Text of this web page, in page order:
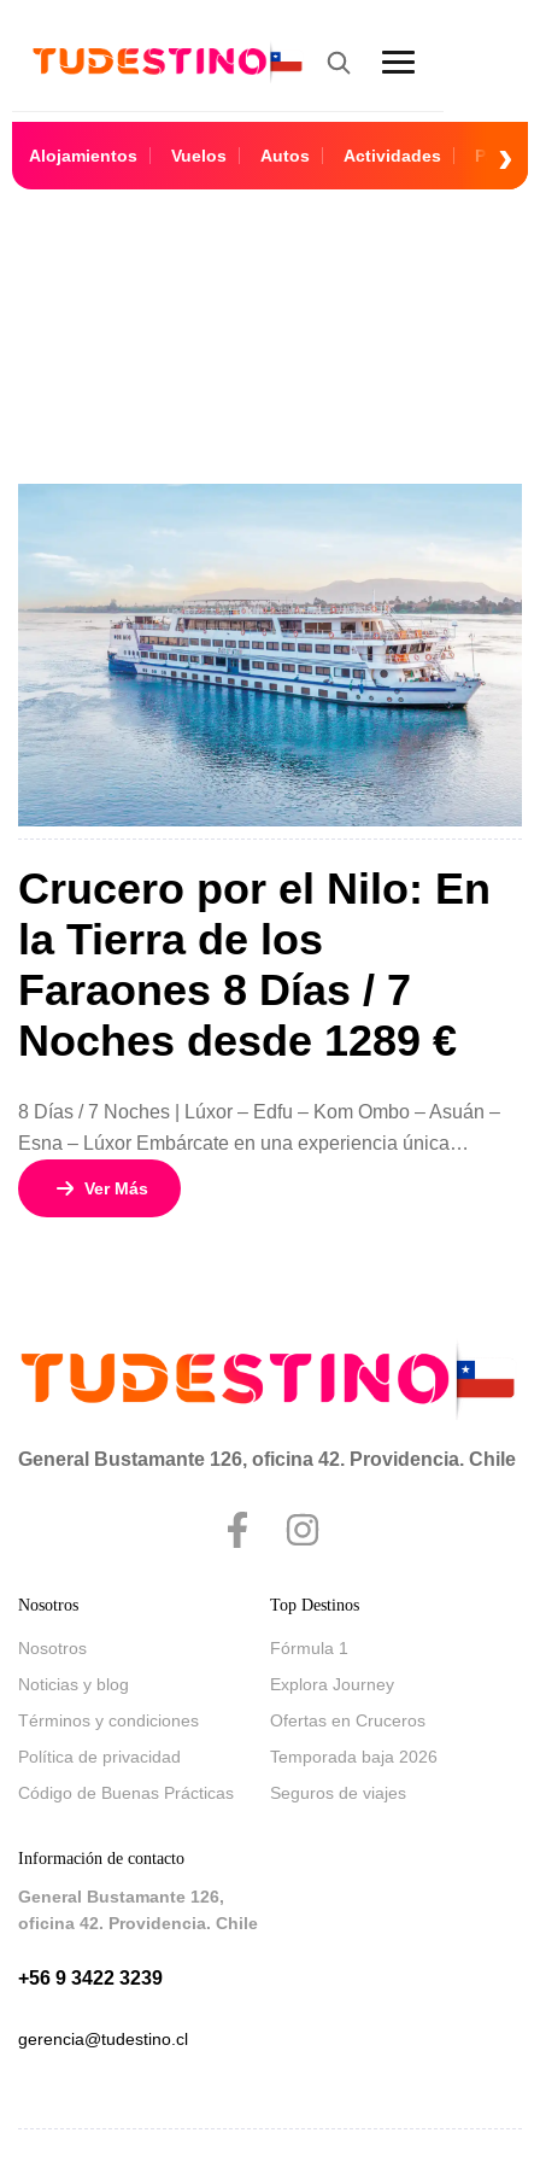
Alojamientos Vuelos Autos Actividades
Crucero por el Nilo: En
la Tierra de los
Faraones 8 Días / 7
Noches desde 1289 €
8 Días / 7 Noches | Lúxor – Edfu – Kom Ombo – Asuán –
Esna – Lúxor Embárcate en una experiencia única
navegando por el legendario río Nilo, el corazón de una de
las civilizaciones más fascinantes de la historia. Este
Ver Más
General Bustamante 126, oficina 42. Providencia. Chile
Nosotros
Nosotros
Noticias y blog
Términos y condiciones
Política de privacidad
Código de Buenas Prácticas
Top Destinos
Fórmula 1
Explora Journey
Ofertas en Cruceros
Temporada baja 2026
Seguros de viajes
Información de contacto
General Bustamante 126,
oficina 42. Providencia. Chile
+56 9 3422 3239
gerencia@tudestino.cl